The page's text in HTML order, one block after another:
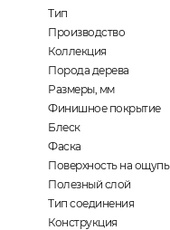
Тип
Производство
Коллекция
Порода дерева
Размеры, мм
Финишное покрытие
Блеск
Фаска
Поверхность на ощупь
Полезный слой
Тип соединения
Конструкция